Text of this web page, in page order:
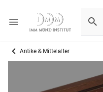
Antike & Mittelalter